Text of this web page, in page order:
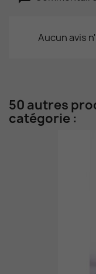
Aucun avis
50 autres
catégorie :